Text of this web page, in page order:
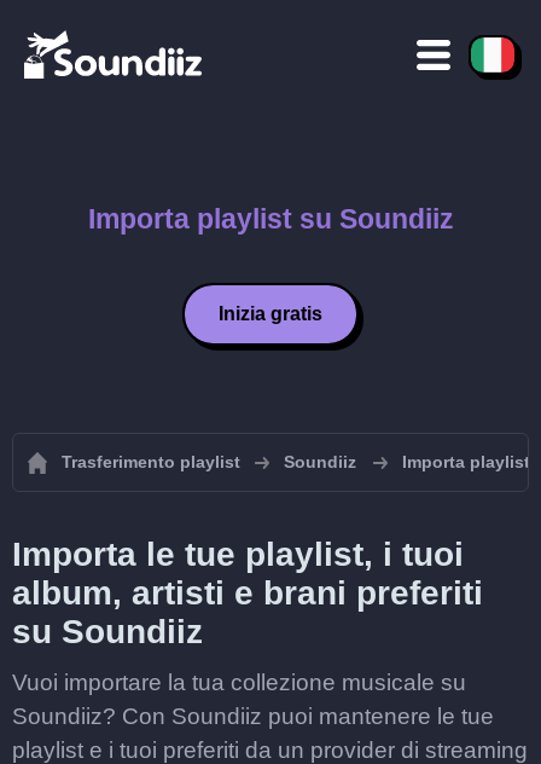
Importa playlist su Soundiiz
Inizia gratis
Trasferimento playlist Soundiiz Importa playlist
Importa le tue playlist, i tuoi
album, artisti e brani preferiti
su Soundiiz
Vuoi importare la tua collezione musicale su
Soundiiz? Con Soundiiz puoi mantenere le tue
playlist e i tuoi preferiti da un provider di streaming